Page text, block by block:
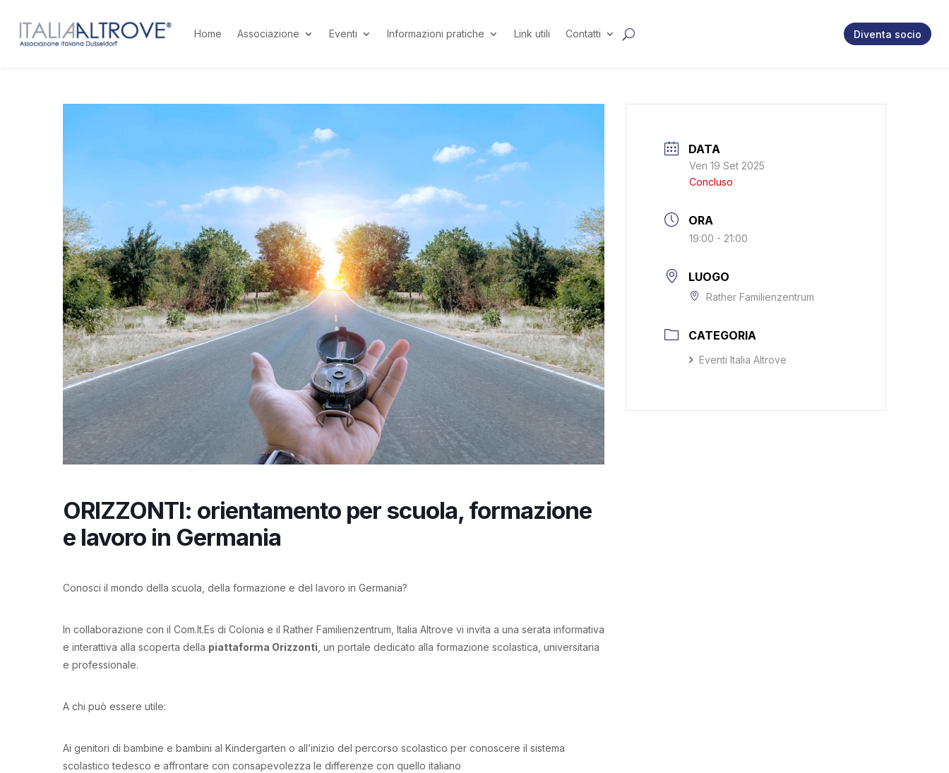
Home Associazione Eventi Informazioni pratiche Link utili Contatti Diventa socio
ORIZZONTI: orientamento per scuola, formazione
e lavoro in Germania
Conosci il mondo della scuola, della formazione e del lavoro in Germania?
In collaborazione con il Com.It.Es di Colonia e il Rather Familienzentrum, Italia Altrove vi invita a una serata informativa
e interattiva alla scoperta della piattaforma Orizzonti , un portale dedicato alla formazione scolastica, universitaria
e professionale.
A chi può essere utile:
Ai genitori di bambine e bambini al Kindergarten o all’inizio del percorso scolastico per conoscere il sistema
scolastico tedesco e affrontare con consapevolezza le differenze con quello italiano
DATA
Ven 19 Set 2025
Concluso
ORA
19:00 - 21:00
LUOGO
Rather Familienzentrum
CATEGORIA
Eventi Italia Altrove